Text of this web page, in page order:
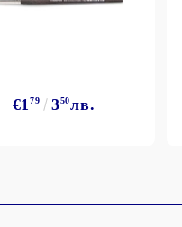
€179 350лв.